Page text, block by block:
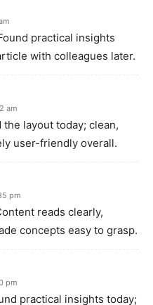
practical insights
with colleagues later.
am
the layout today; clean,
user-friendly overall.
pm
reads clearly,
concepts easy to grasp.
pm
practical insights today;